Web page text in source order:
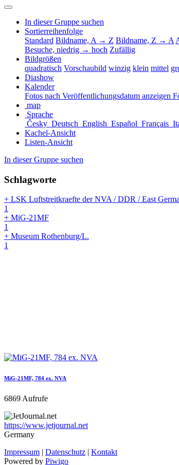
In dieser Gruppe suchen
Sortierreihenfolge
Standard Bildname, A → Z Bildname, Z → A
Besuche, niedrig → hoch Zufällig
Bildgrößen
quadratisch Vorschaubild winzig klein mittel
Diashow
Kalender
Fotos nach Veröffentlichungsdatum anzeigen
map
Sprache
Česky Deutsch English Español Français
Kachel-Ansicht
Listen-Ansicht
In dieser Gruppe suchen
Schlagworte
+ LSK Luftstreitkraefte der NVA / DDR / East
1
+ MiG-21MF
1
+ Museum Rothenburg/L.
1
MiG-21MF, 784 ex. NVA
6869 Aufrufe
https://www.jetjournal.net
Germany
Impressum | Datenschutz | Kontakt
Powered by Piwigo